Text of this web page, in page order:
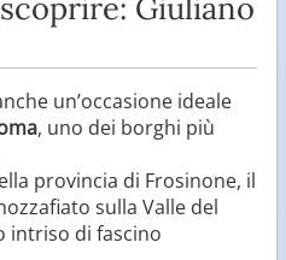
un’occasione ideale
, uno dei borghi più
provincia di Frosinone, il
sulla Valle del
intriso di fascino